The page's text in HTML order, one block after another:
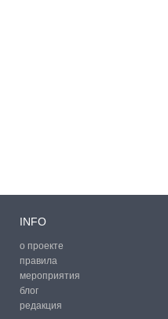
INFO
о проекте
правила
мероприятия
блог
редакция